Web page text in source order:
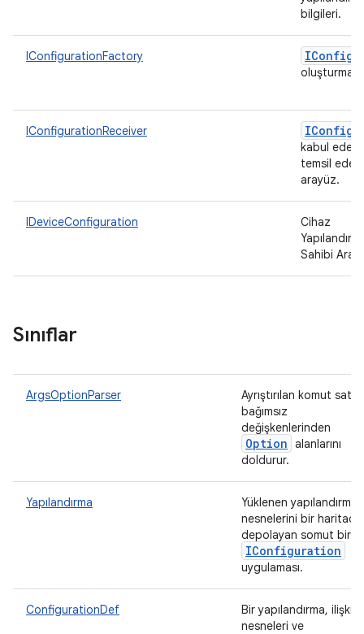
bilgileri.
IConfigurationFactory
oluşturma
IConfigurationReceiver
kabul eden
temsil
arayüz.
IDeviceConfiguration
Cihaz
Sahibi
Sınıflar
ArgsOptionParser
Ayrıştırılan komut satırı
bağımsız
değişkenlerinden
Option alanlarını
doldurur.
Yapılandırma
Yüklenen yapılandırma
nesnelerini bir haritada
depolayan somut bir
IConfiguration
uygulaması.
ConfigurationDef
Bir yapılandırma, ilişkili
nesneleri ve